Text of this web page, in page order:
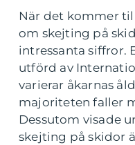
När det kommer
om skejting på
intressanta siffror.
utförd av
varierar åkarnas
majoriteten faller
Dessutom visade
skejting på skidor